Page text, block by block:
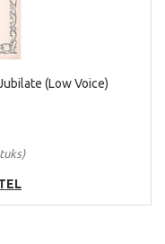
(Low Voice)